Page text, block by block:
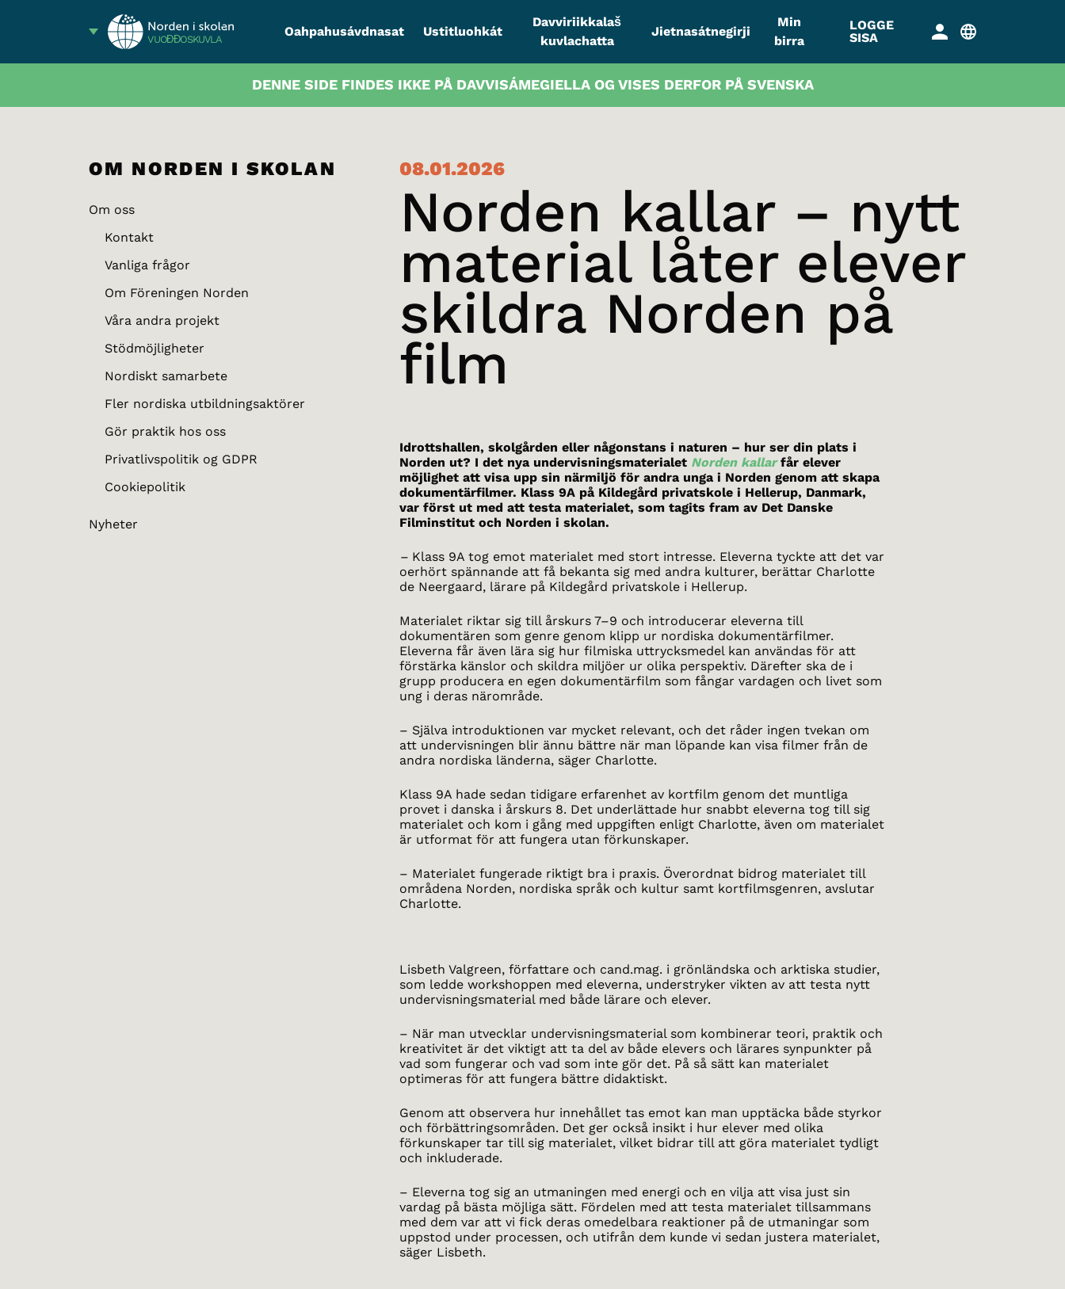
VUOĐĐOSKUVLA
Oahpahusávdnasat Ustitluohkát
Davviriikkalaš
kuvlachatta
Jietnasátnegirji
Min
birra
LOGGE
SISA
DENNE SIDE FINDES IKKE PÅ DAVVISÁMEGIELLA OG VISES DERFOR PÅ SVENSKA
OM NORDEN I SKOLAN
Om oss
Kontakt
Vanliga frågor
Om Föreningen Norden
Våra andra projekt
Stödmöjligheter
Nordiskt samarbete
Fler nordiska utbildningsaktörer
Gör praktik hos oss
Privatlivspolitik og GDPR
Cookiepolitik
Nyheter
08.01.2026
Norden kallar – nytt
material låter elever
skildra Norden på
film
Idrottshallen, skolgården eller någonstans i naturen – hur ser din plats i
Norden ut? I det nya undervisningsmaterialet Norden kallarfår elever
möjlighet att visa upp sin närmiljö för andra unga i Norden genom att skapa
dokumentärfilmer. Klass 9A på Kildegård privatskole i Hellerup, Danmark,
var först ut med att testa materialet, som tagits fram av Det Danske
Filminstitut och Norden i skolan.
– Klass 9A tog emot materialet med stort intresse. Eleverna tyckte att det var
oerhört spännande att få bekanta sig med andra kulturer, berättar Charlotte
de Neergaard, lärare på Kildegård privatskole i Hellerup.
Materialet riktar sig till årskurs 7–9 och introducerar eleverna till
dokumentären som genre genom klipp ur nordiska dokumentärfilmer.
Eleverna får även lära sig hur filmiska uttrycksmedel kan användas för att
förstärka känslor och skildra miljöer ur olika perspektiv. Därefter ska de i
grupp producera en egen dokumentärfilm som fångar vardagen och livet som
ung i deras närområde.
– Själva introduktionen var mycket relevant, och det råder ingen tvekan om
att undervisningen blir ännu bättre när man löpande kan visa filmer från de
andra nordiska länderna, säger Charlotte.
Klass 9A hade sedan tidigare erfarenhet av kortfilm genom det muntliga
provet i danska i årskurs 8. Det underlättade hur snabbt eleverna tog till sig
materialet och kom i gång med uppgiften enligt Charlotte, även om materialet
är utformat för att fungera utan förkunskaper.
– Materialet fungerade riktigt bra i praxis. Överordnat bidrog materialet till
områdena Norden, nordiska språk och kultur samt kortfilmsgenren, avslutar
Charlotte.
Lisbeth Valgreen, författare och cand.mag. i grönländska och arktiska studier,
som ledde workshoppen med eleverna, understryker vikten av att testa nytt
undervisningsmaterial med både lärare och elever.
– När man utvecklar undervisningsmaterial som kombinerar teori, praktik och
kreativitet är det viktigt att ta del av både elevers och lärares synpunkter på
vad som fungerar och vad som inte gör det. På så sätt kan materialet
optimeras för att fungera bättre didaktiskt.
Genom att observera hur innehållet tas emot kan man upptäcka både styrkor
och förbättringsområden. Det ger också insikt i hur elever med olika
förkunskaper tar till sig materialet, vilket bidrar till att göra materialet tydligt
och inkluderade.
– Eleverna tog sig an utmaningen med energi och en vilja att visa just sin
vardag på bästa möjliga sätt. Fördelen med att testa materialet tillsammans
med dem var att vi fick deras omedelbara reaktioner på de utmaningar som
uppstod under processen, och utifrån dem kunde vi sedan justera materialet,
säger Lisbeth.